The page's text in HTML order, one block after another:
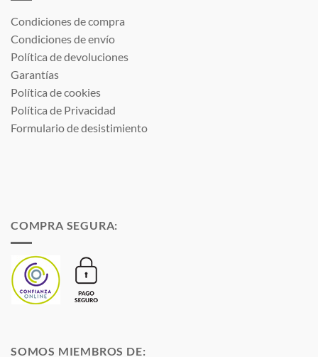
Condiciones de compra
Condiciones de envío
Política de devoluciones
Garantías
Política de cookies
Política de Privacidad
Formulario de desistimiento
COMPRA SEGURA:
SOMOS MIEMBROS DE: